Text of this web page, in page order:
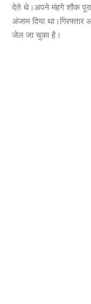
देते थे।अपने मंहगे शौक पूरा
अंजाम दिया था।गिरफ्तार
जेल जा चुका है।